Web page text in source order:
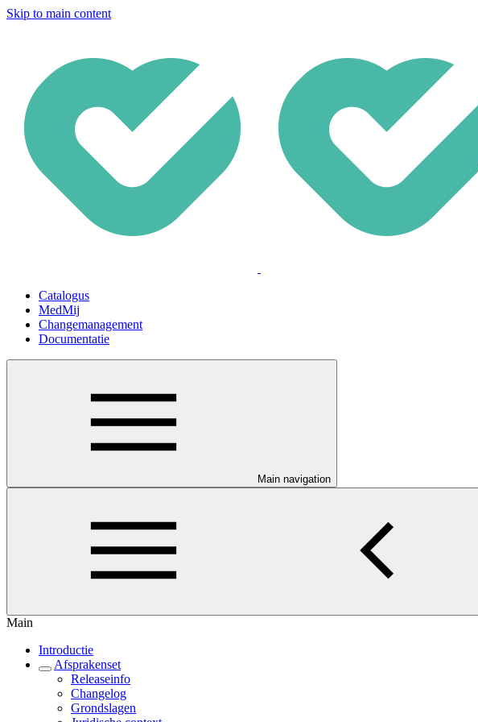
Skip to main content
Catalogus
MedMij
Changemanagement
Documentatie
Main navigation
Main
Introductie
Afsprakenset
Releaseinfo
Changelog
Grondslagen